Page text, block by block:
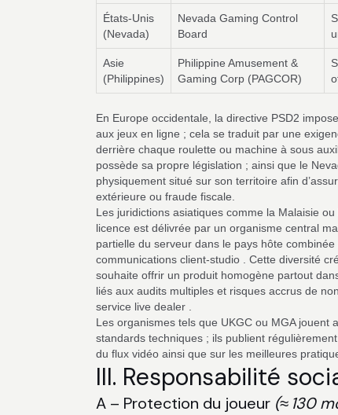
États‑Unis
(Nevada)
Nevada Gaming Control
Board
Asie
(Philippines)
Philippine Amusement &
Gaming Corp (PAGCOR)
En Europe occidentale, la directive PSD2
aux jeux en ligne ; cela se traduit par une
derrière chaque roulette ou machine à sous
possède sa propre législation ; ainsi que le
physiquement situé sur son territoire afin
extérieure ou fraude fiscale.
Les juridictions asiatiques comme la Malaisie
licence est délivrée par un organisme central
partielle du serveur dans le pays hôte
communications client‑studio . Cette diversité
souhaite offrir un produit homogène partout
liés aux audits multiples et risques accrus de
service live dealer .
Les organismes tels que UKGC ou MGA jouent
standards techniques ; ils publient
du flux vidéo ainsi que sur les meilleures
III. Responsabilité
A – Protection du joueur (≈ 130